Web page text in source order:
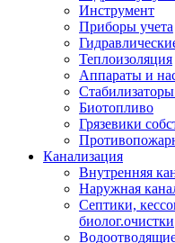
Инструмент
Приборы учета
Теплоизоляция
Аппараты и
Биотопливо
Грязевики
Канализация
Внутренняя
Наружная
Септики,
биолог.очистки